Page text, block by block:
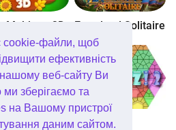
cookie-файли, щоб
ефективність
нашому веб-сайту Ви
зберігаємо та
на Вашому пристрої
даним сайтом.
та садів, граючи у симулятор
Фортуни, щоб виграти ще більше
собі пригоди на фермі у цій
Mahjong 3D Emerland Solitaire
Wonders of Egypt Mahjong Glassez 2